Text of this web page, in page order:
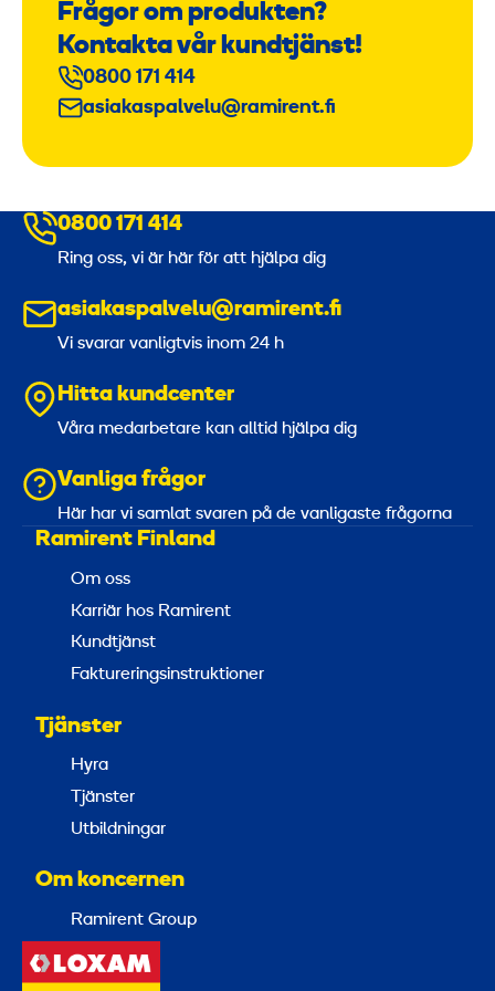
Frågor om produkten?
Kontakta vår kundtjänst!
0800 171 414
asiakaspalvelu@ramirent.fi
0800 171 414
Ring oss, vi är här för att hjälpa dig
asiakaspalvelu@ramirent.fi
Vi svarar vanligtvis inom 24 h
Hitta kundcenter
Våra medarbetare kan alltid hjälpa dig
Vanliga frågor
Här har vi samlat svaren på de vanligaste frågorna
Ramirent Finland
Om oss
Karriär hos Ramirent
Kundtjänst
Faktureringsinstruktioner
Tjänster
Hyra
Tjänster
Utbildningar
Om koncernen
Ramirent Group